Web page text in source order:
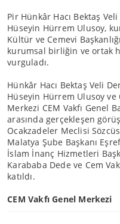
Pir Hünkâr Hacı Bektaş Veli
Hüseyin Hürrem Ulusoy,
Kültür ve Cemevi
kurumsal birliğin ve ortak
vurguladı.
Hünkâr Hacı Bektaş Veli
Hüseyin Hürrem Ulusoy
Merkezi CEM Vakfı Genel
arasında gerçekleşen
Ocakzadeler Meclisi
Malatya Şube Başkanı
İslam İnanç Hizmetleri
Karababa Dede ve Cem
katıldı.
CEM Vakfı Genel Merkezi